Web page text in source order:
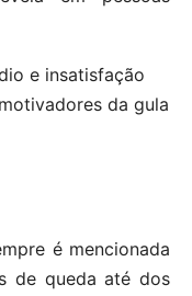
é mencionada
de queda até dos